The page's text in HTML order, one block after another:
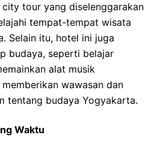
tour yang diselenggarakan
tempat-tempat wisata
Selain itu, hotel ini juga
budaya, seperti belajar
alat musik
wawasan dan
tentang budaya Yogyakarta.
Waktu